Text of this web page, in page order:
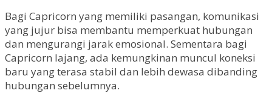
Bagi Capricorn yang memiliki pasangan, komunikasi
yang jujur bisa membantu memperkuat hubungan
dan mengurangi jarak emosional. Sementara bagi
Capricorn lajang, ada kemungkinan muncul koneksi
baru yang terasa stabil dan lebih dewasa dibanding
hubungan sebelumnya.